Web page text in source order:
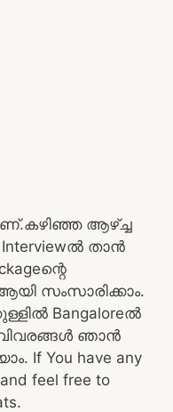
ആഴ്ച്ച
Interviewൽ താൻ
സംസാരിക്കാം.
Bangaloreൽ
ഞാൻ
If You have any
feel free to